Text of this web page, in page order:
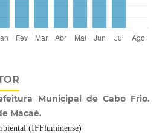
Municipal de Cabo Frio.
Macaé.
(IFFluminense)